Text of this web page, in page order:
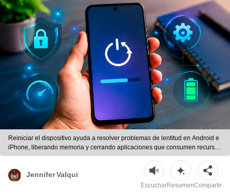
Reiniciar el dispositivo ayuda a resolver problemas de lentitud en Android e
iPhone, liberando memoria y cerrando aplicaciones que consumen recursos
en segundo plano. | Ilustración con IA/ChatGPT/CDN
Jennifer Valqui
EscucharResumenCompartir